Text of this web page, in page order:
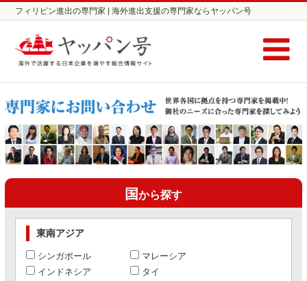
フィリピン進出の専門家 | 海外進出支援の専門家ならヤッパン号
国から探す
東南アジア
シンガポール
マレーシア
インドネシア
タイ